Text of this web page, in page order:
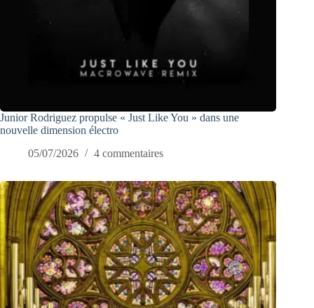
Junior Rodriguez propulse « Just Like You » dans une
nouvelle dimension électro
05/07/2026
4 commentaires